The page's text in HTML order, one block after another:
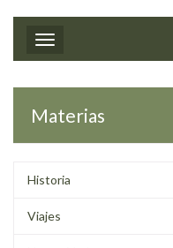
Toggle navigation
Materias
Historia
Viajes